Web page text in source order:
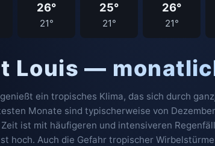
26°
21°
25°
21°
26°
21°
Louis —
ein tropisches Klima, das sich durch
Monate sind typischerweise von
ist mit häufigeren und intensiveren
hoch. Auch die Gefahr tropischer